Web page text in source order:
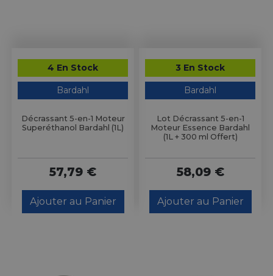
4 En Stock
Bardahl
Décrassant 5-en-1 Moteur
Superéthanol Bardahl (1L)
57,79 €
Ajouter au Panier
3 En Stock
Bardahl
Lot Décrassant 5-en-1
Moteur Essence Bardahl
(1L + 300 ml Offert)
58,09 €
Ajouter au Panier